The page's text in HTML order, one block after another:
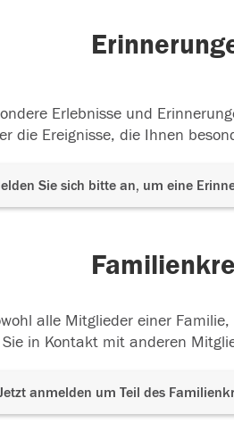
Erlebnisse und
die Ereignisse, die Ihnen
Sie sich bitte an, um eine
alle Mitglieder einer
in Kontakt mit anderen
anmelden um Teil des